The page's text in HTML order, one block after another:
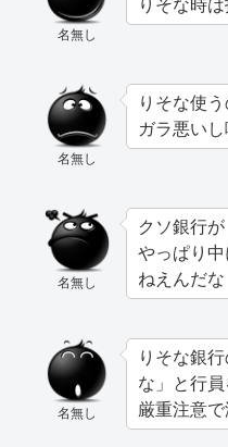
名無し
りそな時
名無し
りそな使
ガラ悪い
名無し
クソ銀行が
やっぱり
ねえんだな
名無し
りそな銀
な」と行
厳重注意